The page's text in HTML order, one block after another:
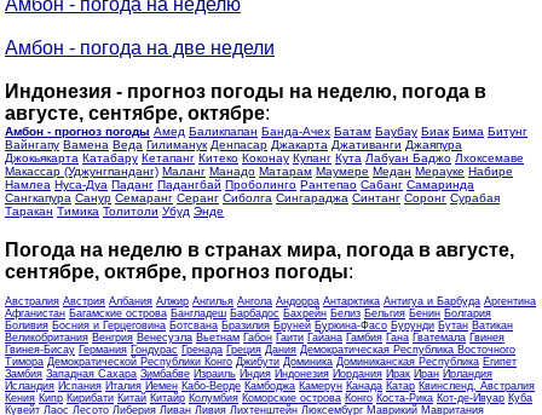
Амбон - погода на неделю
Амбон - погода на две недели
Индонезия - прогноз погоды на неделю, погода в
августе, сентябре, октябре:
Амбон - прогноз погоды Амед Баликпапан Банда-Ачех Батам Баубау Биак Бима Битунг
Вайнгапу Вамена Веда Гилиманук Денпасар Джакарта Джативанги Джаяпура
Джокьякарта Катабару Кетапанг Китеко Коконау Купанг Кута Лабуан Баджо Лхоксемаве
Макассар (Уджунгпанданг) Маланг Манадо Матарам Маумере Медан Мерауке Набире
Намлеа Нуса-Дуа Паданг Падангбай Проболинго Рантепао Сабанг Самаринда
Сангкапура Санур Семаранг Серанг Сиболга Сингараджа Синтанг Соронг Сурабая
Таракан Тимика Толитоли Убуд Энде
Погода на неделю в странах мира, погода в августе,
сентябре, октябре, прогноз погоды:
Австралия Австрия Албания Алжир Ангилья Ангола Андорра Антарктика Антигуа и Барбуда Аргентина
Афганистан Багамские острова Бангладеш Барбадос Бахрейн Белиз Бельгия Бенин Болгария
Боливия Босния и Герцеговина Ботсвана Бразилия Бруней Буркина-Фасо Бурунди Бутан Ватикан
Великобритания Венгрия Венесуэла Вьетнам Габон Гаити Гайана Гамбия Гана Гватемала Гвинея
Гвинея-Бисау Германия Гондурас Гренада Греция Дания Демократическая Республика Восточного
Тимора Демократической Республики Конго Джибути Доминика Доминиканская Республика Египет
Замбия Западная Сахара Зимбабве Израиль Индия Индонезия Иордания Ирак Иран Ирландия
Исландия Испания Италия Йемен Кабо-Верде Камбоджа Камерун Канада Катар Квинсленд, Австралия
Кения Кипр Кирибати Китай Китайр Колумбия Коморские острова Конго Коста-Рика Кот-де-Ивуар Куба
Кувейт Лаос Лесото Либерия Ливан Ливия Лихтенштейн Люксембург Маврикий Мавритания